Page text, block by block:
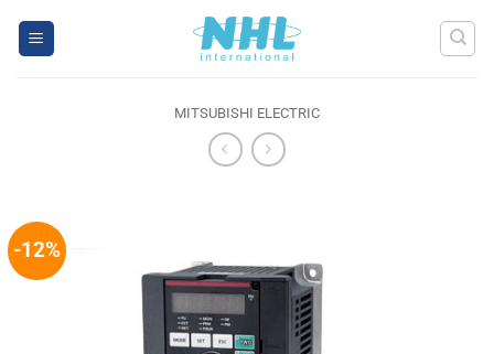
MITSUBISHI ELECTRIC
-12%